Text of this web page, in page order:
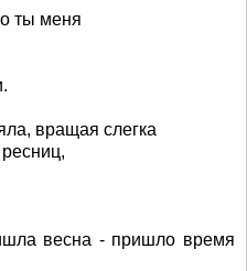
ты меня
вращая слегка
весна - пришло время